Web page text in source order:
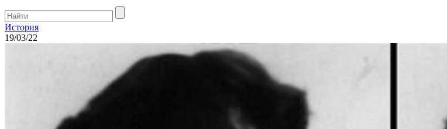
История
19/03/22